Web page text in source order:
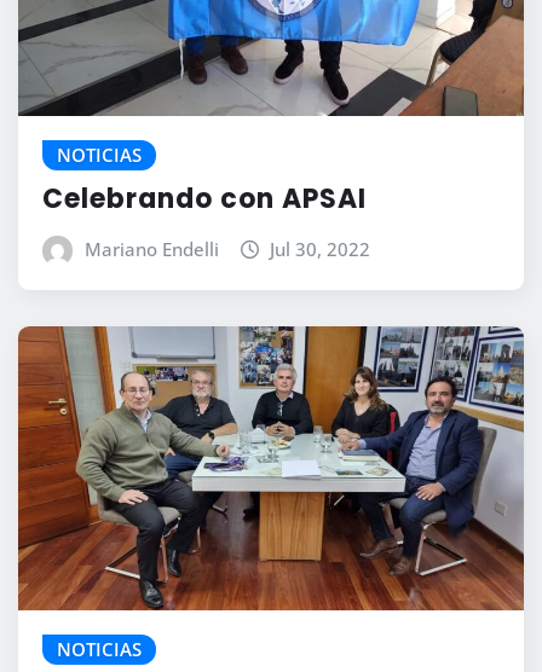
NOTICIAS
Celebrando con APSAI
Mariano Endelli Jul 30, 2022
NOTICIAS